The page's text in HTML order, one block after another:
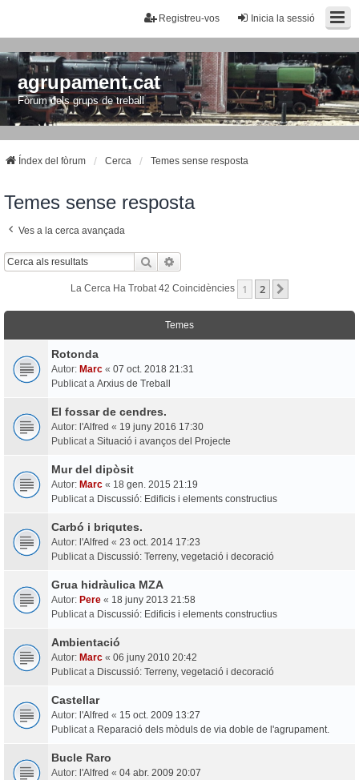
Inicia la sessió
Registreu-vos
agrupament.cat
Fòrum dels grups de treball
Índex del fòrum Cerca Temes sense resposta
Temes sense resposta
Ves a la cerca avançada
Cerca
La Cerca Ha Trobat 42 Coincidències 1 2
Temes
Rotonda
Autor: Marc « 07 oct. 2018 21:31
Publicat a Arxius de Treball
El fossar de cendres.
Autor: l'Alfred « 19 juny 2016 17:30
Publicat a Situació i avanços del Projecte
Mur del dipòsit
Autor: Marc « 18 gen. 2015 21:19
Publicat a Discussió: Edificis i elements constructius
Carbó i briqutes.
Autor: l'Alfred « 23 oct. 2014 17:23
Publicat a Discussió: Terreny, vegetació i decoració
Grua hidràulica MZA
Autor: Pere « 18 juny 2013 21:58
Publicat a Discussió: Edificis i elements constructius
Ambientació
Autor: Marc « 06 juny 2010 20:42
Publicat a Discussió: Terreny, vegetació i decoració
Castellar
Autor: l'Alfred « 15 oct. 2009 13:27
Publicat a Reparació dels mòduls de via doble de l'agrupament.
Bucle Raro
Autor: l'Alfred « 04 abr. 2009 20:07